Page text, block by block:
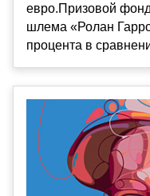
евро.Призовой
шлема «Ролан
процента в